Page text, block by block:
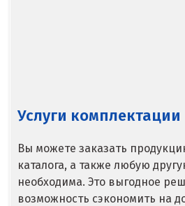
Псков
Пушкино
Пятигорск
Услуги комплектации
Вы можете заказать
каталога, а также любую
необходима. Это выгодное
возможность сэкономить на